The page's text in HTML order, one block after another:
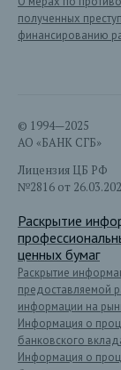
полученных
финансированию
© 1994—2025
АО «БАНК СГБ»
Лицензия ЦБ РФ
№2816 от
Раскрытие
ценных бумаг
Раскрытие
предоставляемой
информации на
Информация о
банковского
Информация о